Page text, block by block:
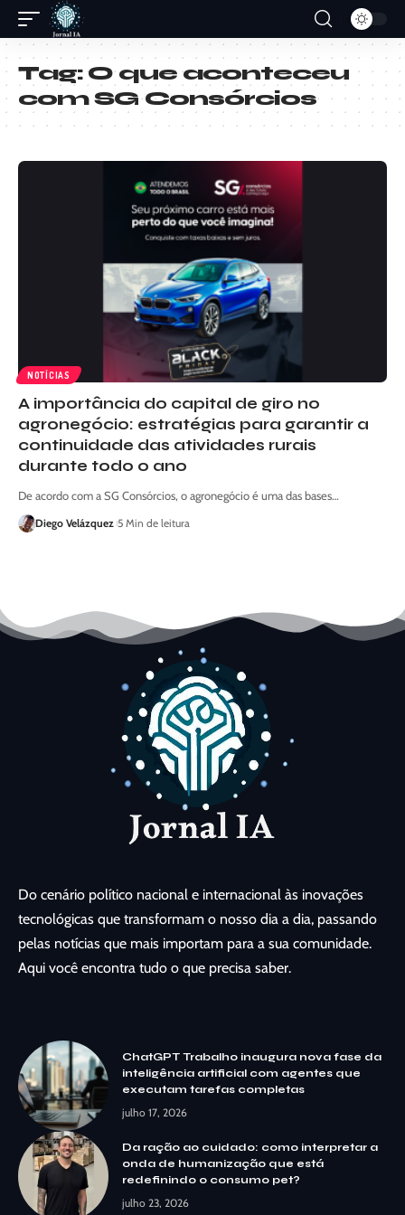
Tag:O que aconteceu
com SG Consórcios
NOTÍCIAS
A importância do capital de giro no
agronegócio: estratégias para garantir a
continuidade das atividades rurais
durante todo o ano
De acordo com a SG Consórcios, o agronegócio é uma das bases…
Diego Velázquez 5 Min de leitura
Do cenário político nacional e internacional às inovações
tecnológicas que transformam o nosso dia a dia, passando
pelas notícias que mais importam para a sua comunidade.
Aqui você encontra tudo o que precisa saber.
ChatGPT Trabalho inaugura nova fase da
inteligência artificial com agentes que
executam tarefas completas
julho 17, 2026
Da ração ao cuidado: como interpretar a
onda de humanização que está
redefinindo o consumo pet?
julho 23, 2026